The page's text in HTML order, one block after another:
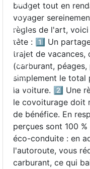
budget tout en
voyager
règles de l'art,
tête : 1️⃣ Un
trajet de vacances,
(carburant,
simplement le total
la voiture. 2️⃣ Une
le covoiturage doit
de bénéfice. En
perçues sont 100
éco-conduite : en
l'autoroute, vous
carburant, ce qui